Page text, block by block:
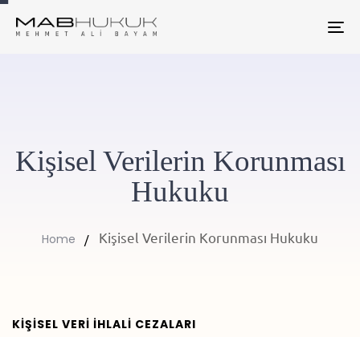
Kişisel Verilerin Korunması
Hukuku
Home Kişisel Verilerin Korunması Hukuku
KIŞISEL VERI IHLALI CEZALARI